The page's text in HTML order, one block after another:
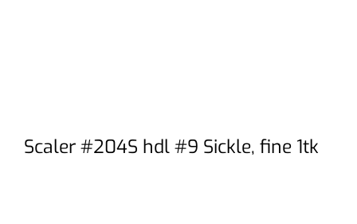
Scaler #204S hdl #9 Sickle, fine 1tk